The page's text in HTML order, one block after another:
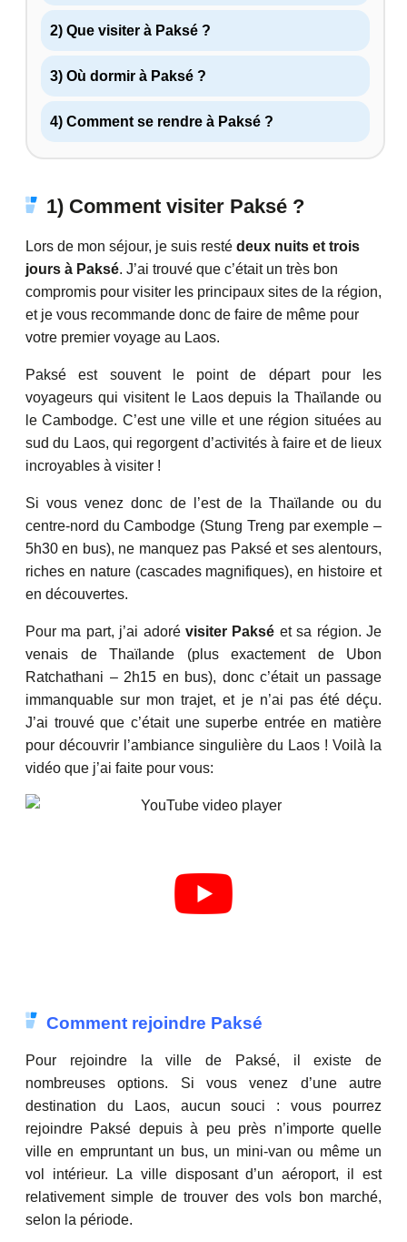
2) Que visiter à Paksé ?
3) Où dormir à Paksé ?
4) Comment se rendre à Paksé ?
1) Comment visiter Paksé ?
Lors de mon séjour, je suis resté deux nuits et trois
jours à Paksé. J’ai trouvé que c’était un très bon
compromis pour visiter les principaux sites de la région,
et je vous recommande donc de faire de même pour
votre premier voyage au Laos.
Paksé est souvent le point de départ pour les
voyageurs qui visitent le Laos depuis la Thaïlande ou
le Cambodge. C’est une ville et une région situées au
sud du Laos, qui regorgent d’activités à faire et de lieux
incroyables à visiter !
Si vous venez donc de l’est de la Thaïlande ou du
centre-nord du Cambodge (Stung Treng par exemple –
5h30 en bus), ne manquez pas Paksé et ses alentours,
riches en nature (cascades magnifiques), en histoire et
en découvertes.
Pour ma part, j’ai adoré visiter Paksé et sa région. Je
venais de Thaïlande (plus exactement de Ubon
Ratchathani – 2h15 en bus), donc c’était un passage
immanquable sur mon trajet, et je n’ai pas été déçu.
J’ai trouvé que c’était une superbe entrée en matière
pour découvrir l’ambiance singulière du Laos ! Voilà la
vidéo que j’ai faite pour vous:
Comment rejoindre Paksé
Pour rejoindre la ville de Paksé, il existe de
nombreuses options. Si vous venez d’une autre
destination du Laos, aucun souci : vous pourrez
rejoindre Paksé depuis à peu près n’importe quelle
ville en empruntant un bus, un mini‑van ou même un
vol intérieur. La ville disposant d’un aéroport, il est
relativement simple de trouver des vols bon marché,
selon la période.